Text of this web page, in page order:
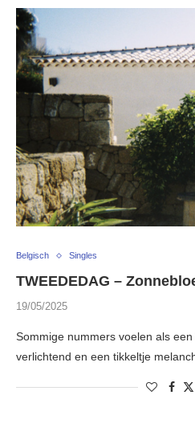
Belgisch Singles
TWEEDEDAG –
19/05/2025
Sommige nummers voelen als
verlichtend en een tikkeltje